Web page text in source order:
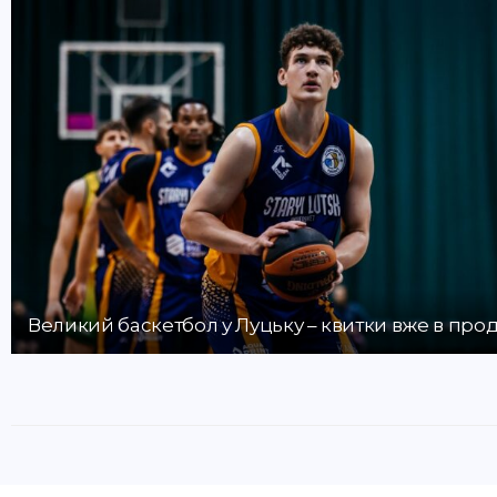
Великий баскетбол у Луцьку – квитки вже в